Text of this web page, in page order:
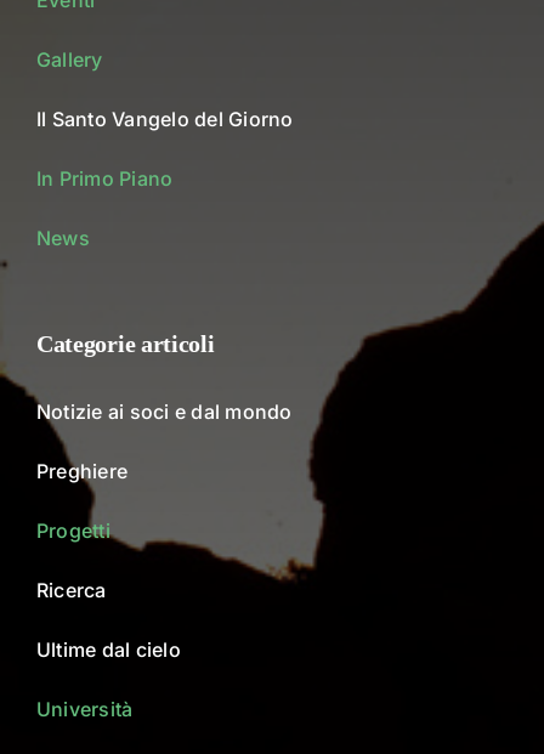
Gallery
Il Santo Vangelo del Giorno
In Primo Piano
News
Categorie articoli
Notizie ai soci e dal mondo
Preghiere
Progetti
Ricerca
Ultime dal cielo
Università